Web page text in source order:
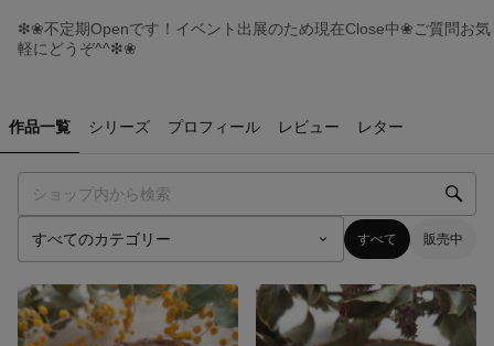
❇❀不定期Openです！イベント出展のため現在Close中❀ご質問お気
軽にどうぞ^⁠^⁠❇❀
作品一覧 シリーズ プロフィール レビュー レター
すべて 販売中